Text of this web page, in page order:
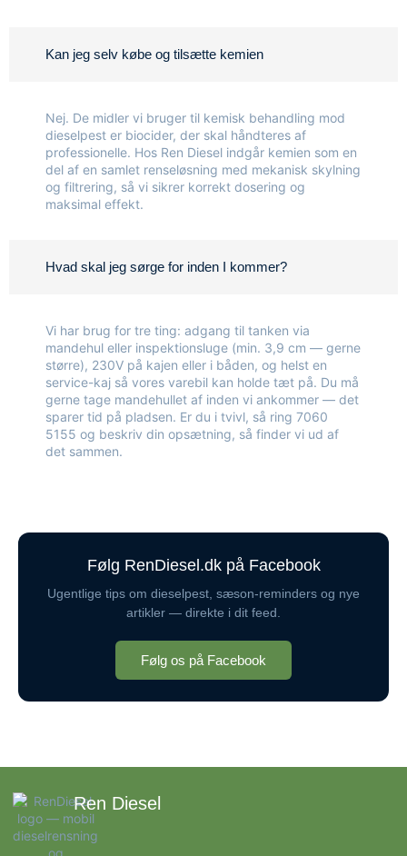
Kan jeg selv købe og tilsætte kemien
Nej. De midler vi bruger til kemisk behandling mod
dieselpest er biocider, der skal håndteres af
professionelle. Hos Ren Diesel indgår kemien som en
del af en samlet renseløsning med mekanisk skylning
og filtrering, så vi sikrer korrekt dosering og
maksimal effekt.
Hvad skal jeg sørge for inden I kommer?
Vi har brug for tre ting: adgang til tanken via
mandehul eller inspektionsluge (min. 3,9 cm — gerne
større), 230V på kajen eller i båden, og helst en
service-kaj så vores varebil kan holde tæt på. Du må
gerne tage mandehullet af inden vi ankommer — det
sparer tid på pladsen. Er du i tvivl, så ring 7060
5155 og beskriv din opsætning, så finder vi ud af
det sammen.
Følg RenDiesel.dk på Facebook
Ugentlige tips om dieselpest, sæson-reminders og nye
artikler — direkte i dit feed.
Følg os på Facebook
Ren Diesel